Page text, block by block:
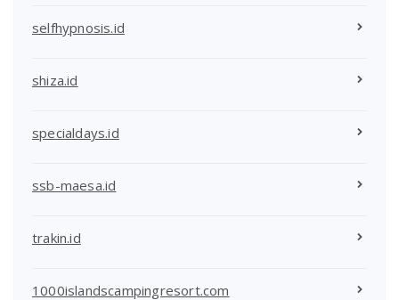
selfhypnosis.id
shiza.id
specialdays.id
ssb-maesa.id
trakin.id
1000islandscampingresort.com